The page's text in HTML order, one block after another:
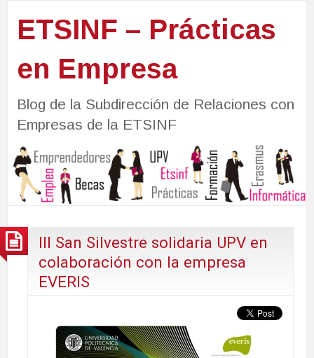
ETSINF – Prácticas
en Empresa
Blog de la Subdirección de Relaciones con
Empresas de la ETSINF
III San Silvestre solidaria UPV en
colaboración con la empresa
EVERIS